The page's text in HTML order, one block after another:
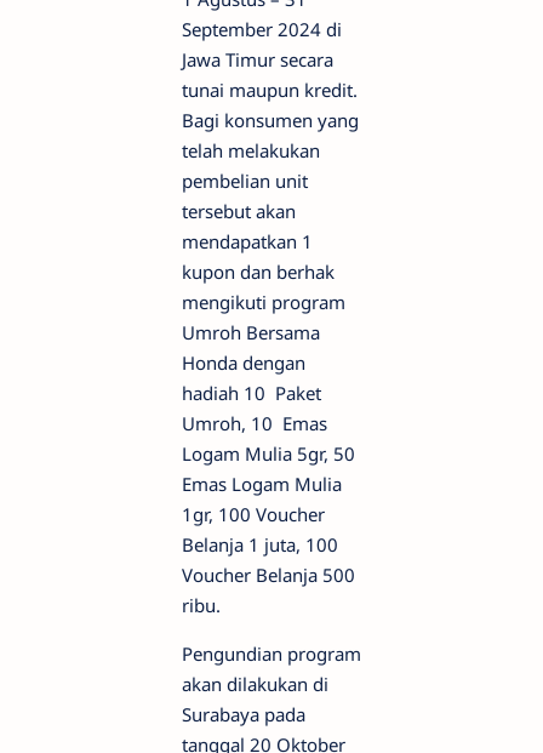
September 2024 di
Jawa Timur secara
tunai maupun kredit.
Bagi konsumen yang
telah melakukan
pembelian unit
tersebut akan
mendapatkan 1
kupon dan berhak
mengikuti program
Umroh Bersama
Honda dengan
hadiah 10 Paket
Umroh, 10 Emas
Logam Mulia 5gr, 50
Emas Logam Mulia
1gr, 100 Voucher
Belanja 1 juta, 100
Voucher Belanja 500
ribu.
Pengundian program
akan dilakukan di
Surabaya pada
tanggal 20 Oktober